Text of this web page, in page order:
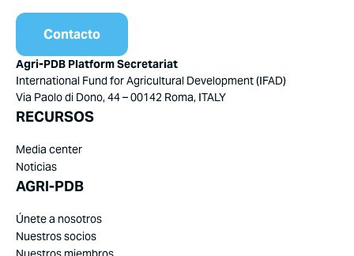
Contacto
Agri-PDB Platform Secretariat
International Fund for Agricultural Development (IFAD)
Via Paolo di Dono, 44 – 00142 Roma, ITALY
RECURSOS
Media center
Noticias
AGRI-PDB
Únete a nosotros
Nuestros socios